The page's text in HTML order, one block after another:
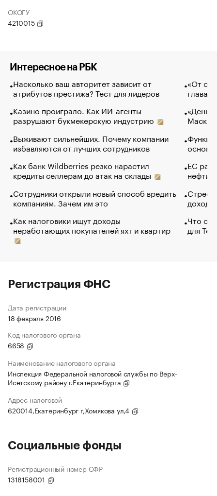
ОКОГУ
4210015
Интересное на РБК
Насколько ваш авторитет зависит от
атрибутов престижа? Тест для лидеров
Казино проиграло. Как ИИ-агенты
разрушают букмекерскую индустрию
Выживают сильнейших. Почему компании
избавляются от лучших сотрудников
Как банк Wildberries резко нарастил
кредиты селлерам до атак на склады
Сотрудники открыли новый способ вредить
компаниям. Зачем им это
Как налоговики ищут доходы
неработающих покупателей яхт и квартир
«От
глава
Маск в
основ
ЕС
нефти
Что
для
Регистрация ФНС
Дата регистрации
18 февраля 2016
Код налогового органа
6658
Наименование налогового органа
Инспекция Федеральной налоговой службы по Верх-
Исетскому району г.Екатеринбурга
Адрес налоговой
620014,Екатеринбург г,Хомякова ул,4
Социальные фонды
Регистрационный номер СФР
1318158001